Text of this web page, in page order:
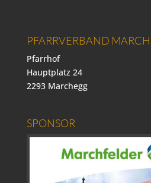
PFARRVERBAND
Pfarrhof
Hauptplatz 24
2293 Marchegg
SPONSOR